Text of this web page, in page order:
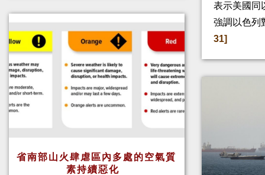
省南部山火肆虐區內多處的空氣質
素持續惡化
表示美國同
強調以色列
31]